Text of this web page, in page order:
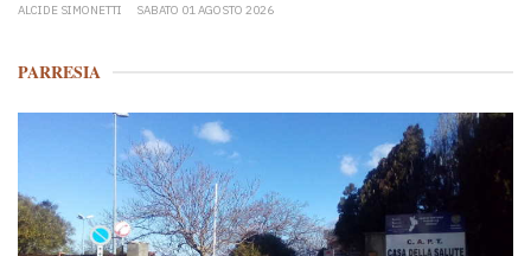
ALCIDE SIMONETTI SABATO 01 AGOSTO 2026
PARRESIA